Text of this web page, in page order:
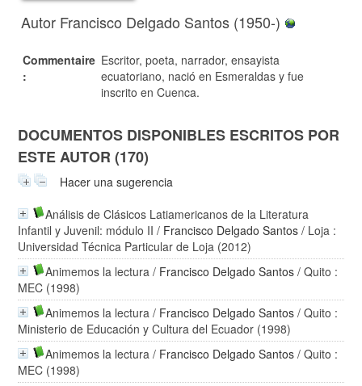
Autor Francisco Delgado Santos (1950-)
Commentaire
:
Escritor, poeta, narrador, ensayista
ecuatoriano, nació en Esmeraldas y fue
inscrito en Cuenca.
DOCUMENTOS DISPONIBLES ESCRITOS POR
ESTE AUTOR (170)
Hacer una sugerencia
Análisis de Clásicos Latiamericanos de la Literatura
Infantil y Juvenil: módulo II / Francisco Delgado Santos / Loja :
Universidad Técnica Particular de Loja (2012)
Animemos la lectura / Francisco Delgado Santos / Quito :
MEC (1998)
Animemos la lectura / Francisco Delgado Santos / Quito :
Ministerio de Educación y Cultura del Ecuador (1998)
Animemos la lectura / Francisco Delgado Santos / Quito :
MEC (1998)